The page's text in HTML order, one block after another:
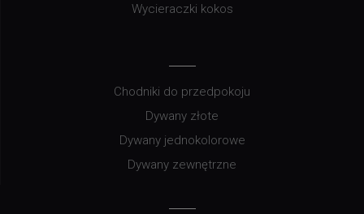
Wycieraczki kokos
Chodniki do przedpokoju
Dywany złote
Dywany jednokolorowe
Dywany zewnętrzne